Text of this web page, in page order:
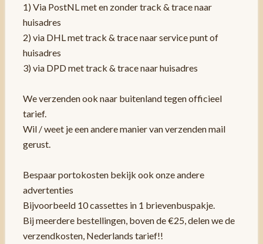
1) Via PostNL met en zonder track & trace naar
huisadres
2) via DHL met track & trace naar service punt of
huisadres
3) via DPD met track & trace naar huisadres
We verzenden ook naar buitenland tegen officieel
tarief.
Wil / weet je een andere manier van verzenden mail
gerust.
Bespaar portokosten bekijk ook onze andere
advertenties
Bijvoorbeeld 10 cassettes in 1 brievenbuspakje.
Bij meerdere bestellingen, boven de €25, delen we de
verzendkosten, Nederlands tarief!!